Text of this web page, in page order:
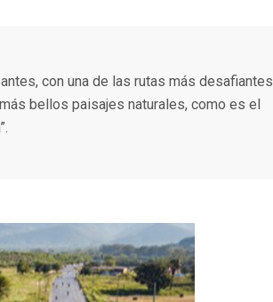
con una de las rutas más desafiantes
bellos paisajes naturales, como es el